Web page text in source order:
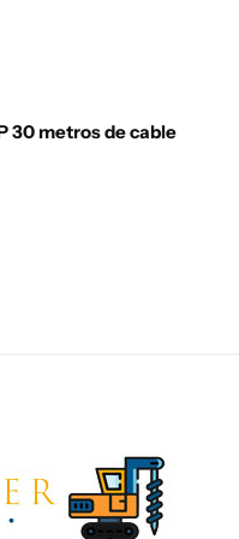
30 metros de cable